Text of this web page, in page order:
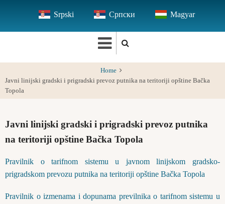
main
Srpski Српски Magyar
Home
Javni linijski gradski i prigradski prevoz putnika na teritoriji opštine Bačka
Topola
Javni linijski gradski i prigradski prevoz putnika
na teritoriji opštine Bačka Topola
Pravilnik o tarifnom sistemu u javnom linijskom gradsko-
prigradskom prevozu putnika na teritoriji opštine Bačka Topola
Pravilnik o izmenama i dopunama previlnika o tarifnom sistemu u